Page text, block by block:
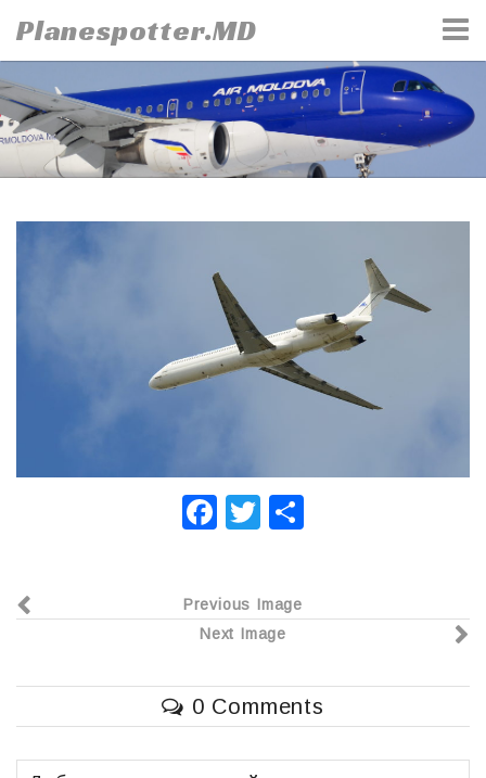
to
content
Planespotter.MD
F
e
b
o
o
k
T
er р
в
и
т
Previous Image
Next Image
0 Comments